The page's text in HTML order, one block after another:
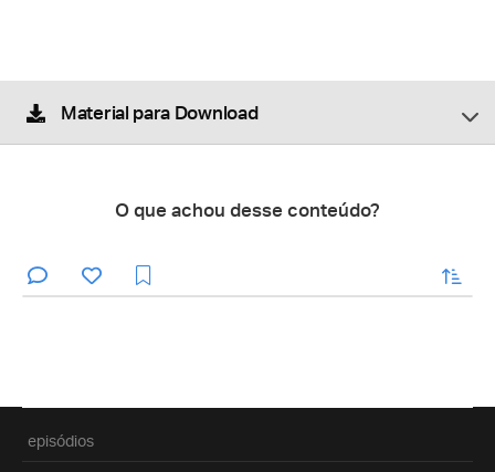
Material para Download
O que achou desse conteúdo?
enviar
episódios